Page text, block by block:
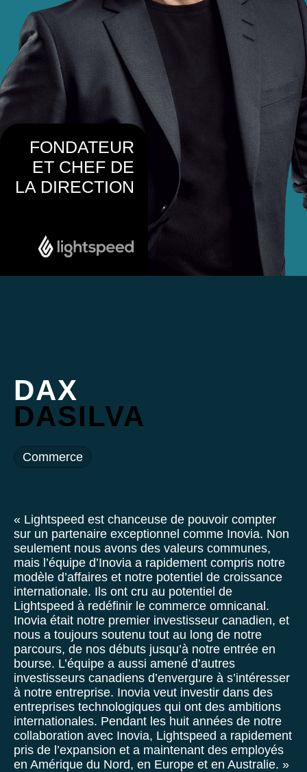
DAX
DASILVA
Commerce
« Lightspeed est chanceuse de pouvoir compter
sur un partenaire exceptionnel comme Inovia. Non
seulement nous avons des valeurs communes,
mais l’équipe d’Inovia a rapidement compris notre
modèle d’affaires et notre potentiel de croissance
internationale. Ils ont cru au potentiel de
Lightspeed à redéfinir le commerce omnicanal.
Inovia était notre premier investisseur canadien, et
nous a toujours soutenu tout au long de notre
parcours, de nos débuts jusqu’à notre entrée en
bourse. L’équipe a aussi amené d’autres
investisseurs canadiens d’envergure à s’intéresser
à notre entreprise. Inovia veut investir dans des
entreprises technologiques qui ont des ambitions
internationales. Pendant les huit années de notre
collaboration avec Inovia, Lightspeed a rapidement
pris de l’expansion et a maintenant des employés
en Amérique du Nord, en Europe et en Australie. »
FONDATEUR
ET CHEF DE
LA DIRECTION